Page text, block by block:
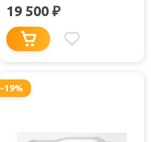
19 500 ₽
-19%